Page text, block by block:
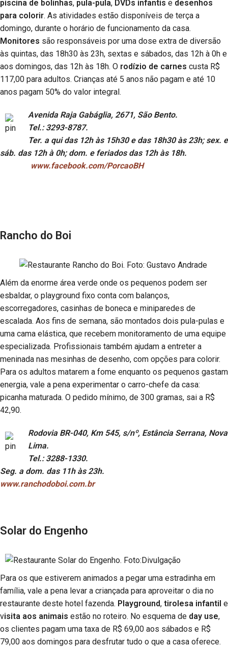
piscina de bolinhas, pula-pula, DVDs infantis e desenhos
para colorir. As atividades estão disponíveis de terça a
domingo, durante o horário de funcionamento da casa.
Monitores são responsáveis por uma dose extra de diversão
às quintas, das 18h30 às 23h, sextas e sábados, das 12h à 0h e
aos domingos, das 12h às 18h. O rodízio de carnes custa R$
117,00 para adultos. Crianças até 5 anos não pagam e até 10
anos pagam 50% do valor integral.
Avenida Raja Gabáglia, 2671, São Bento.
Tel.: 3293-8787.
Ter. a qui das 12h às 15h30 e das 18h30 às 23h; sex. e
sáb. das 12h à 0h; dom. e feriados das 12h às 18h.
www.facebook.com/PorcaoBH
Rancho do Boi
Além da enorme área verde onde os pequenos podem ser
esbaldar, o playground fixo conta com balanços,
escorregadores, casinhas de boneca e miniparedes de
escalada. Aos fins de semana, são montados dois pula-pulas e
uma cama elástica, que recebem monitoramento de uma equipe
especializada. Profissionais também ajudam a entreter a
meninada nas mesinhas de desenho, com opções para colorir.
Para os adultos matarem a fome enquanto os pequenos gastam
energia, vale a pena experimentar o carro-chefe da casa:
picanha maturada. O pedido mínimo, de 300 gramas, sai a R$
42,90.
Rodovia BR-040, Km 545, s/nº, Estância Serrana, Nova
Lima.
Tel.: 3288-1330.
Seg. a dom. das 11h às 23h.
www.ranchodoboi.com.br
Solar do Engenho
Para os que estiverem animados a pegar uma estradinha em
família, vale a pena levar a criançada para aproveitar o dia no
restaurante deste hotel fazenda. Playground, tirolesa infantil e
visita aos animais estão no roteiro. No esquema de day use,
os clientes pagam uma taxa de R$ 69,00 aos sábados e R$
79,00 aos domingos para desfrutar tudo o que a casa oferece.